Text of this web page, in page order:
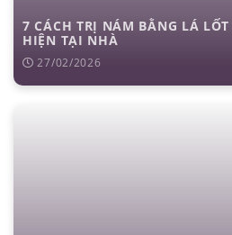
7 CÁCH TRỊ NÁM BẰNG LÁ
HIỆN TẠI NHÀ
27/02/2026